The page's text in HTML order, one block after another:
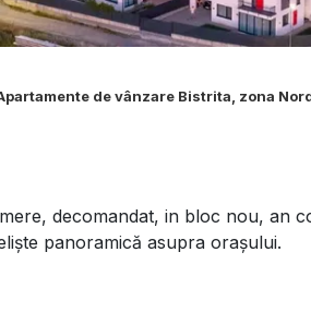
de vânzare Bistrita, zona
decomandat, in bloc nou, an
panoramică asupra orașului.